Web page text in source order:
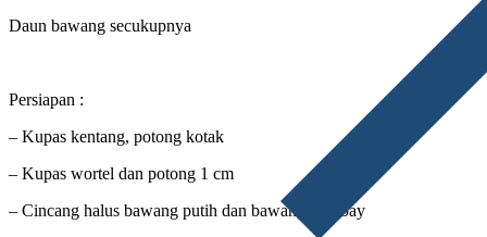
Daun bawang secukupnya
Persiapan :
– Kupas kentang, potong kotak
– Kupas wortel dan potong 1 cm
– Cincang halus bawang putih dan bawang bombay